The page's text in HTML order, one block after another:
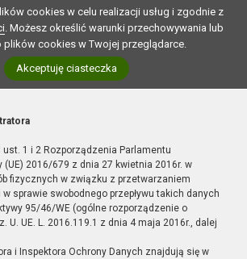
cookies w celu realizacji usług i zgodnie z
. Możesz określić warunki przechowywania lub
plików cookies w Twojej przeglądarce.
Akceptuję ciasteczka
ust. 1 i 2 Rozporządzenia Parlamentu
(UE) 2016/679 z dnia 27 kwietnia 2016r. w
fizycznych w związku z przetwarzaniem
sprawie swobodnego przepływu takich danych
95/46/WE (ogólne rozporządzenie o
U. UE. L. 2016.119.1 z dnia 4 maja 2016r., dalej
i Inspektora Ochrony Danych znajdują się w